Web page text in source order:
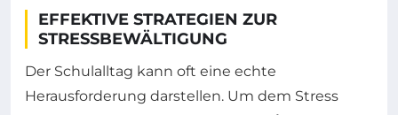
EFFEKTIVE STRATEGIEN ZUR
STRESSBEWÄLTIGUNG
Der Schulalltag kann oft eine echte
Herausforderung darstellen. Um dem Stress